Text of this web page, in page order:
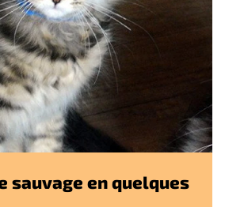
sauvage en quelques